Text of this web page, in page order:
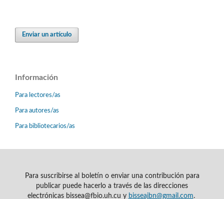
Enviar un artículo
Información
Para lectores/as
Para autores/as
Para bibliotecarios/as
Para suscribirse al boletín o enviar una contribución para
publicar puede hacerlo a través de las direcciones
electrónicas bissea@fbio.uh.cu y bisseajbn@gmail.com.